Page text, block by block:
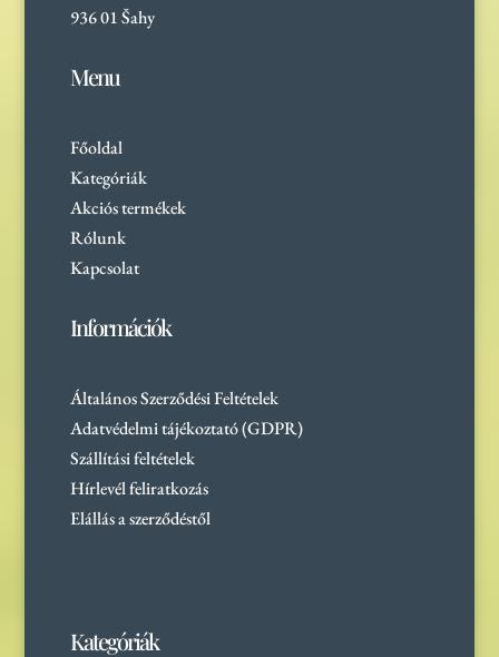
936 01 Šahy
Menu
Főoldal
Kategóriák
Akciós termékek
Rólunk
Kapcsolat
Információk
Általános Szerződési Feltételek
Adatvédelmi tájékoztató (GDPR)
Szállítási feltételek
Hírlevél feliratkozás
Elállás a szerződéstől
Kategóriák